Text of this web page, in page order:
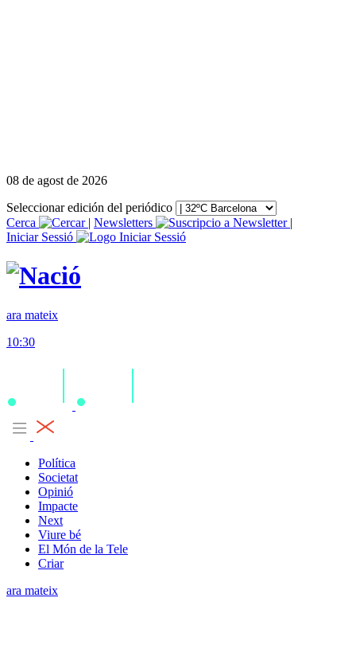
08 de agost de 2026
Seleccionar edición del periódico
Cerca
| Newsletters
|
Iniciar Sessió
ara mateix
10:30
Política
Societat
Opinió
Impacte
Next
Viure bé
El Món de la Tele
Criar
ara mateix